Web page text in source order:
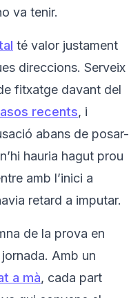
va tenir.
té valor justament
direccions. Serveix
fitxatge davant del
recents, i
abans de posar-
hauria hagut prou
amb l’inici a
retard a imputar.
de la prova en
Amb un
a mà, cada part